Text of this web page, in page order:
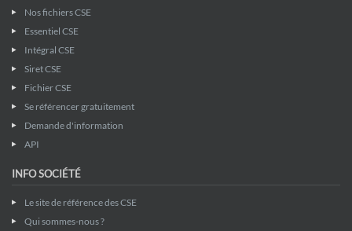
Nos fichiers CSE
Essentiel CSE
Intégral CSE
Siret CSE
Fichier CSE
Se référencer gratuitement
Demande d'information
API
INFO SOCIÉTÉ
Le site de référence des CSE
Qui sommes-nous ?